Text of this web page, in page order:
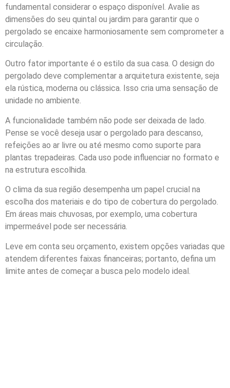
fundamental considerar o espaço disponível. Avalie as
dimensões do seu quintal ou jardim para garantir que o
pergolado se encaixe harmoniosamente sem comprometer a
circulação.
Outro fator importante é o estilo da sua casa. O design do
pergolado deve complementar a arquitetura existente, seja
ela rústica, moderna ou clássica. Isso cria uma sensação de
unidade no ambiente.
A funcionalidade também não pode ser deixada de lado.
Pense se você deseja usar o pergolado para descanso,
refeições ao ar livre ou até mesmo como suporte para
plantas trepadeiras. Cada uso pode influenciar no formato e
na estrutura escolhida.
O clima da sua região desempenha um papel crucial na
escolha dos materiais e do tipo de cobertura do pergolado.
Em áreas mais chuvosas, por exemplo, uma cobertura
impermeável pode ser necessária.
Leve em conta seu orçamento, existem opções variadas que
atendem diferentes faixas financeiras; portanto, defina um
limite antes de começar a busca pelo modelo ideal.